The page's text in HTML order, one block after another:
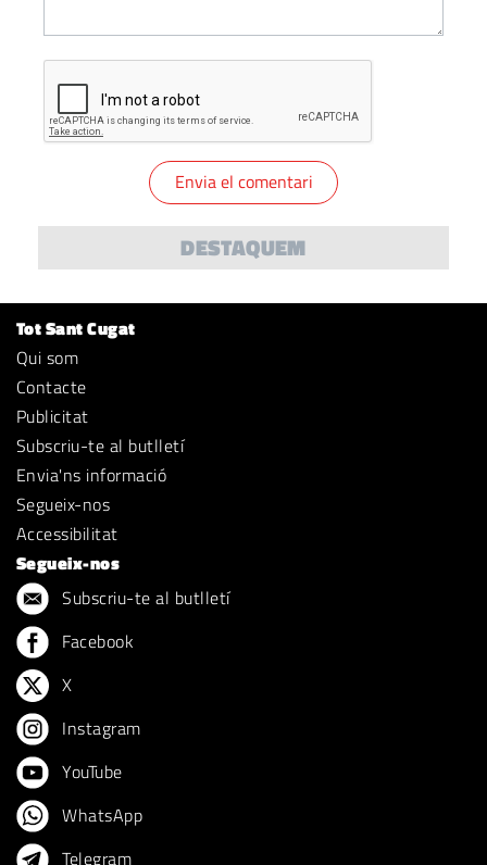
DESTAQUEM
Tot Sant Cugat
Qui som
Contacte
Publicitat
Subscriu-te al butlletí
Envia'ns informació
Segueix-nos
Accessibilitat
Segueix-nos
Subscriu-te al butlletí
Facebook
X
Instagram
YouTube
WhatsApp
Telegram